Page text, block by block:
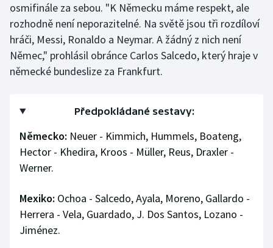
osmifinále za sebou. "K Německu máme respekt, ale
rozhodně není neporazitelné. Na světě jsou tři rozdíloví
hráči, Messi, Ronaldo a Neymar. A žádný z nich není
Němec," prohlásil obránce Carlos Salcedo, který hraje v
německé bundeslize za Frankfurt.
Předpokládané sestavy:
Německo: Neuer - Kimmich, Hummels, Boateng,
Hector - Khedira, Kroos - Müller, Reus, Draxler -
Werner.
Mexiko: Ochoa - Salcedo, Ayala, Moreno, Gallardo -
Herrera - Vela, Guardado, J. Dos Santos, Lozano -
Jiménez.